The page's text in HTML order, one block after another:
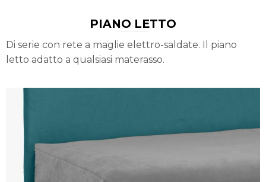
PIANO LETTO
Di serie con rete a maglie elettro-saldate. Il piano
letto adatto a qualsiasi materasso.